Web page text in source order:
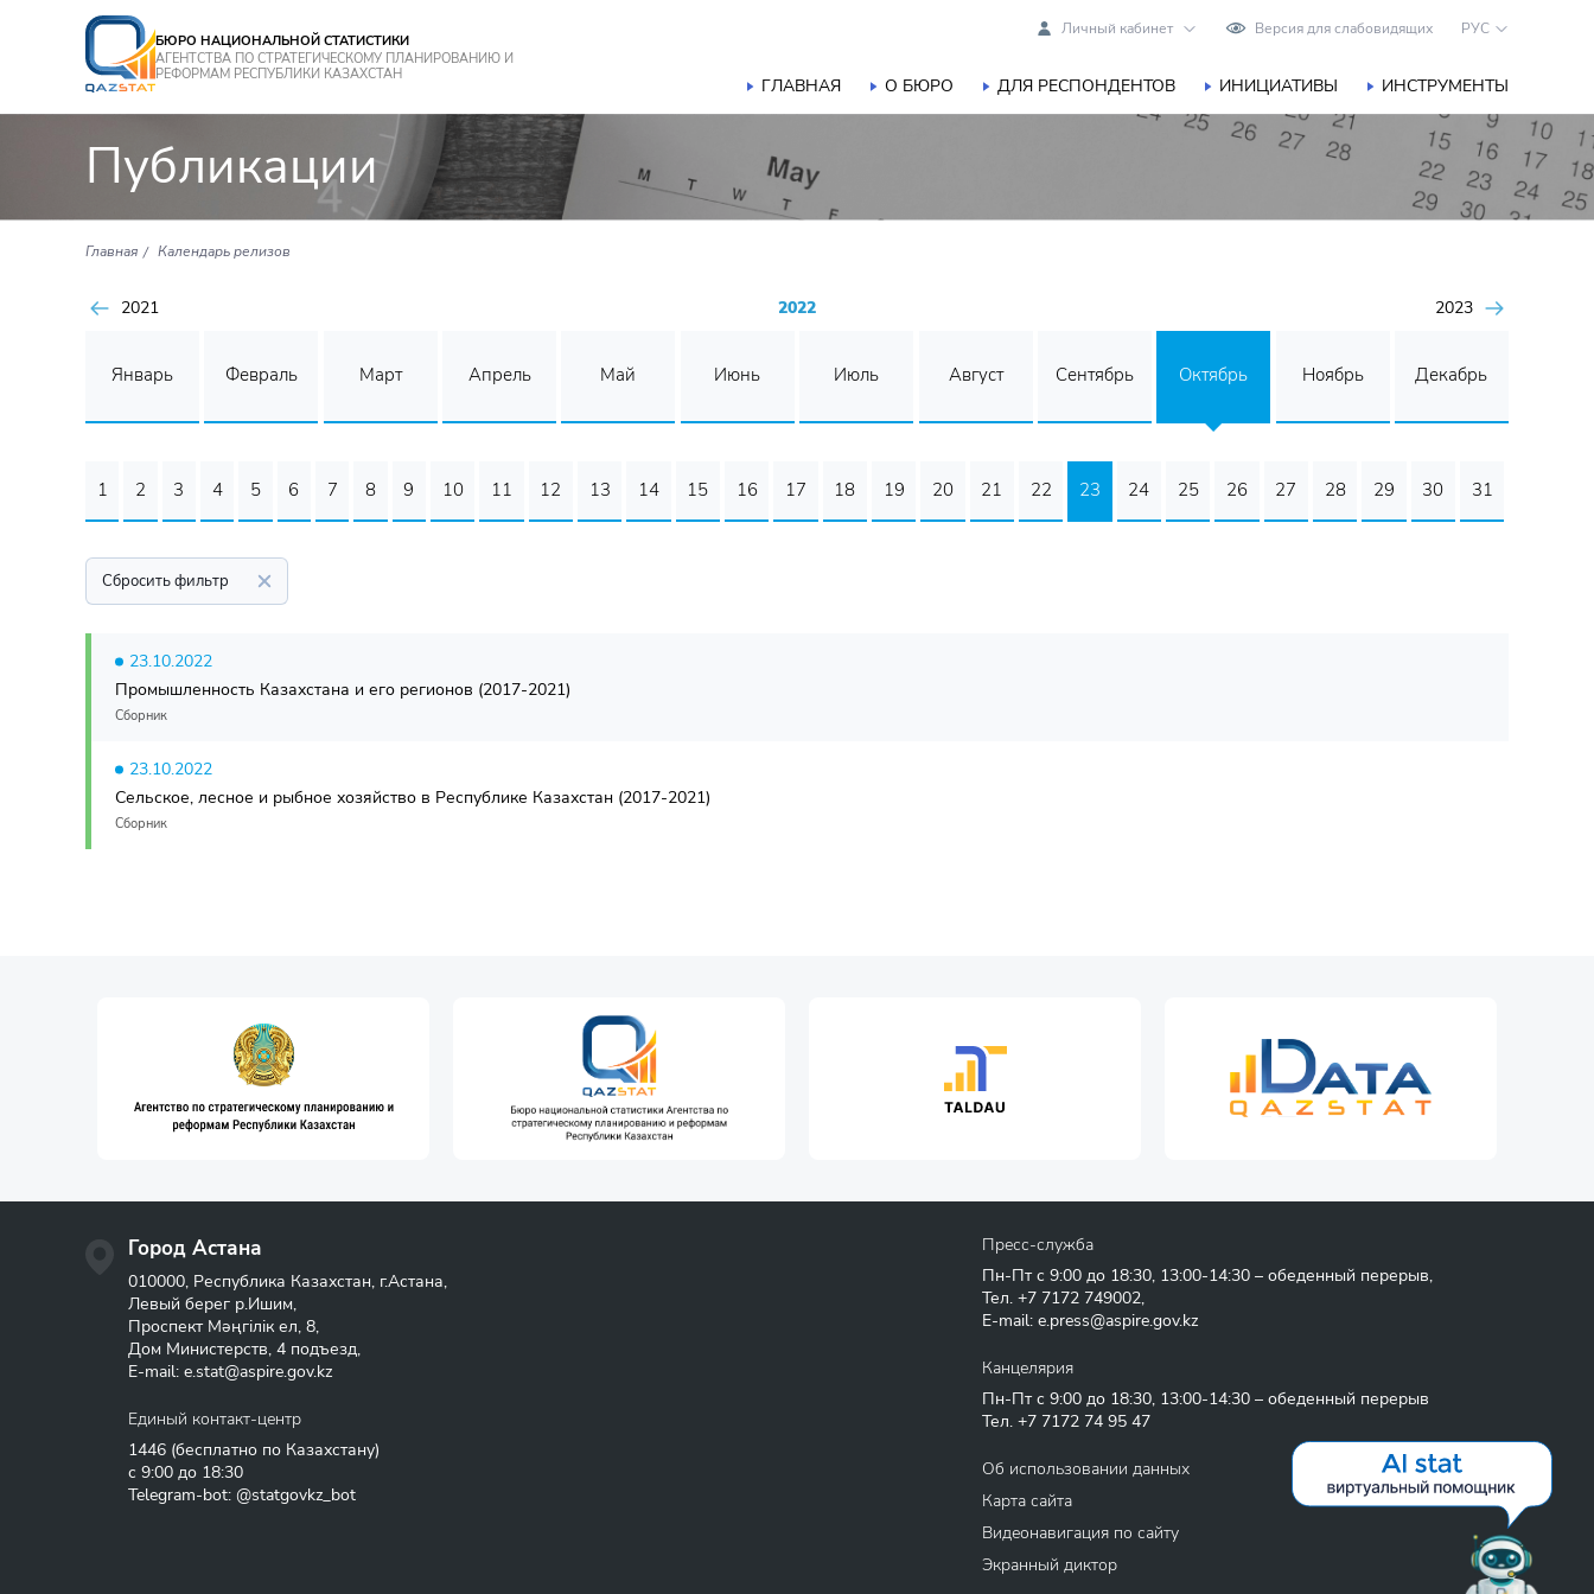
БЮРО НАЦИОНАЛЬНОЙ СТАТИСТИКИ
АГЕНТСТВА ПО СТРАТЕГИЧЕСКОМУ ПЛАНИРОВАНИЮ И
РЕФОРМАМ РЕСПУБЛИКИ КАЗАХСТАН
Личный кабинет Версия для слабовидящих РУС
ГЛАВНАЯ О БЮРО ДЛЯ РЕСПОНДЕНТОВ ИНИЦИАТИВЫ ИНСТРУМЕНТЫ
Публикации
Главная Календарь релизов
2021 2022 2023
Январь Февраль Март Апрель Май Июнь Июль Август Сентябрь Октябрь Ноябрь Декабрь
1 2 3 4 5 6 7 8 9 10 11 12 13 14 15 16 17 18 19 20 21 22 23 24 25 26 27 28 29 30 31
Сбросить фильтр
23.10.2022
Промышленность Казахстана и его регионов (2017-2021)
Сборник
23.10.2022
Сельское, лесное и рыбное хозяйство в Республике Казахстан (2017-2021)
Сборник
Город Астана
010000, Республика Казахстан, г.Астана,
Левый берег р.Ишим,
Проспект Мәңгілік ел, 8,
Дом Министерств, 4 подъезд,
E-mail: e.stat@aspire.gov.kz
Единый контакт-центр
1446 (бесплатно по Казахстану)
с 9:00 до 18:30
Telegram-bot: @statgovkz_bot
Пресс-служба
Пн-Пт с 9:00 до 18:30, 13:00-14:30 – обеденный перерыв,
Тел. +7 7172 749002,
E-mail: e.press@aspire.gov.kz
Канцелярия
Пн-Пт с 9:00 до 18:30, 13:00-14:30 – обеденный перерыв
Тел. +7 7172 74 95 47
Об использовании данных
Карта сайта
Видеонавигация по сайту
Экранный диктор